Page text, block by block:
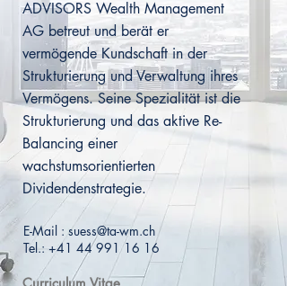
ADVISORS Wealth Management
AG betreut und berät er
vermögende Kundschaft in der
Strukturierung und Verwaltung ihres
Vermögens. Seine Spezialität ist die
Strukturierung und das aktive Re-
Balancing einer
wachstumsorientierten
Dividendenstrategie.
E-Mail : suess@ta-wm.ch
Tel.: +41 44 991 16 16